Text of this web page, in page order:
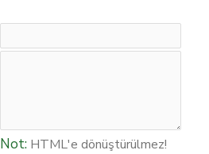
Not: HTML'e dönüştürülmez!